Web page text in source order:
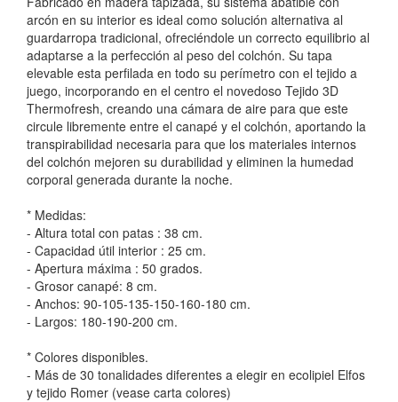
arcón en su interior es ideal como solución alternativa al
guardarropa tradicional, ofreciéndole un correcto equilibrio al
adaptarse a la perfección al peso del colchón. Su tapa
elevable esta perfilada en todo su perímetro con el tejido a
juego, incorporando en el centro el novedoso Tejido 3D
Thermofresh, creando una cámara de aire para que este
circule libremente entre el canapé y el colchón, aportando la
transpirabilidad necesaria para que los materiales internos
del colchón mejoren su durabilidad y eliminen la humedad
corporal generada durante la noche.
* Medidas:
- Altura total con patas : 38 cm.
- Capacidad útil interior : 25 cm.
- Apertura máxima : 50 grados.
- Grosor canapé: 8 cm.
- Anchos: 90-105-135-150-160-180 cm.
- Largos: 180-190-200 cm.
* Colores disponibles.
- Más de 30 tonalidades diferentes a elegir en ecolipiel Elfos
y tejido Romer (vease carta colores)